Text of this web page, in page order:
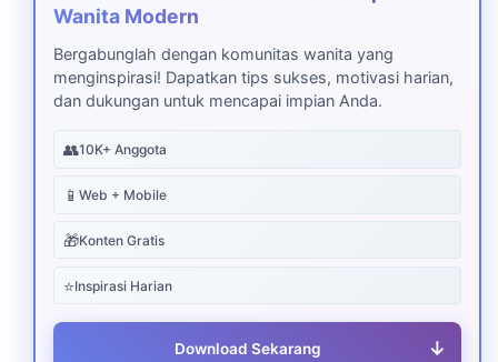
Wanita Modern
Bergabunglah dengan komunitas wanita yang
menginspirasi! Dapatkan tips sukses, motivasi harian,
dan dukungan untuk mencapai impian Anda.
👥10K+ Anggota
📱 Web + Mobile
🎁Konten Gratis
⭐Inspirasi Harian
Download Sekarang ↓